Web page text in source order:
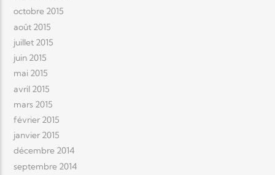
octobre 2015
août 2015
juillet 2015
juin 2015
mai 2015
avril 2015
mars 2015
février 2015
janvier 2015
décembre 2014
septembre 2014